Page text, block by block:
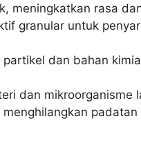
meningkatkan rasa
granular untuk
dan bahan
dan mikroorganisme